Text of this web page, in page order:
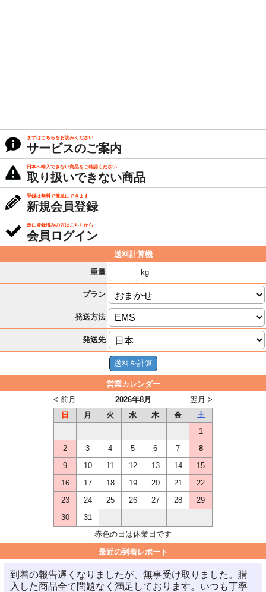
まずはこちらをお読みください
サービスのご案内
日本へ輸入できない商品をご確認ください
取り扱いできない商品
登録は無料で簡単にできます
新規会員登録
既に登録済みの方はこちらから
会員ログイン
送料計算機
重量
kg
プラン
発送方法
発送先
営業カレンダー
2026年8月
< 前月
翌月 >
日
月 火 水 木 金
土
1
2
3 4 5 6 7
8
9
10 11 12 13 14
15
16
17 18 19 20 21
22
23
24 25 26 27 28
29
30
31
赤色の日は休業日です
最近の到着レポート
到着の報告遅くなりましたが、無事受け取りました。購
入した商品全て問題なく満足しております。いつも丁寧